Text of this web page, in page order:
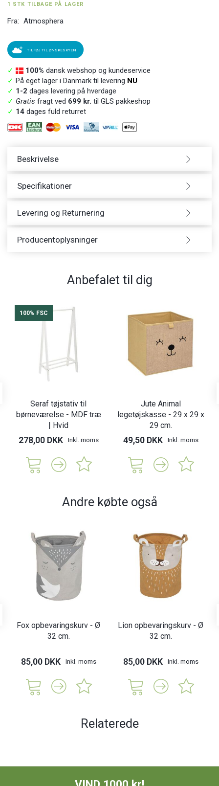
1 STK TILBAGE PÅ LAGER
Fra: Atmosphera
TILFØJ TIL ØNSKESKYEN
✓ 100% dansk webshop og kundeservice
✓ På eget lager i Danmark til levering NU
✓ 1-2 dages levering på hverdage
✓ Gratis fragt ved 699 kr. til GLS pakkeshop
✓ 14 dages fuld returret
Beskrivelse
Specifikationer
Levering og Returnering
Producentoplysninger
Anbefalet til dig
100% FSC
Seraf tøjstativ til
børneværelse - MDF træ
| Hvid
278,00 DKK Inkl. moms
Jute Animal
legetøjskasse - 29 x 29 x
29 cm.
49,50 DKK Inkl. moms
Andre købte også
Fox opbevaringskurv - Ø
32 cm.
85,00 DKK Inkl. moms
Lion opbevaringskurv - Ø
32 cm.
85,00 DKK Inkl. moms
Relaterede